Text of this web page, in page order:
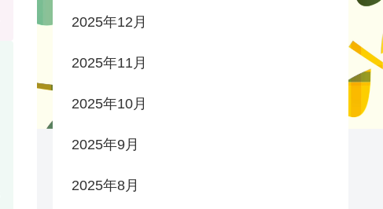
2025年12月
2025年11月
2025年10月
2025年9月
2025年8月